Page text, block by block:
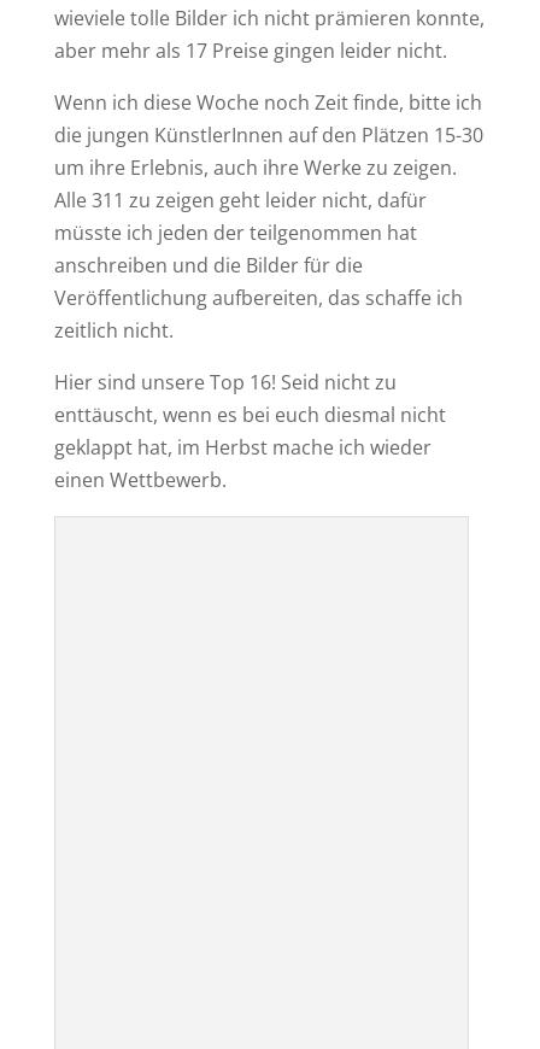
wieviele tolle Bilder ich nicht prämieren konnte,
aber mehr als 17 Preise gingen leider nicht.
Wenn ich diese Woche noch Zeit finde, bitte ich
die jungen KünstlerInnen auf den Plätzen 15-30
um ihre Erlebnis, auch ihre Werke zu zeigen.
Alle 311 zu zeigen geht leider nicht, dafür
müsste ich jeden der teilgenommen hat
anschreiben und die Bilder für die
Veröffentlichung aufbereiten, das schaffe ich
zeitlich nicht.
Hier sind unsere Top 16! Seid nicht zu
enttäuscht, wenn es bei euch diesmal nicht
geklappt hat, im Herbst mache ich wieder
einen Wettbewerb.